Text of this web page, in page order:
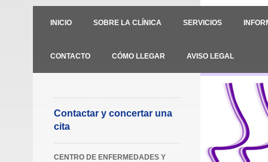
INICIO SOBRE LA CLÍNICA SERVICIOS
CONTACTO CÓMO LLEGAR AVISO LEGAL
Contactar y concertar una
cita
CENTRO DE ENFERMEDADES Y